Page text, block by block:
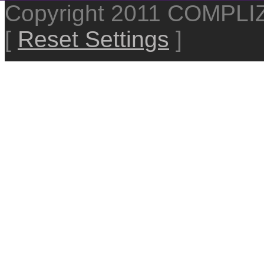
Copyright 2011
[ Reset Settings ]